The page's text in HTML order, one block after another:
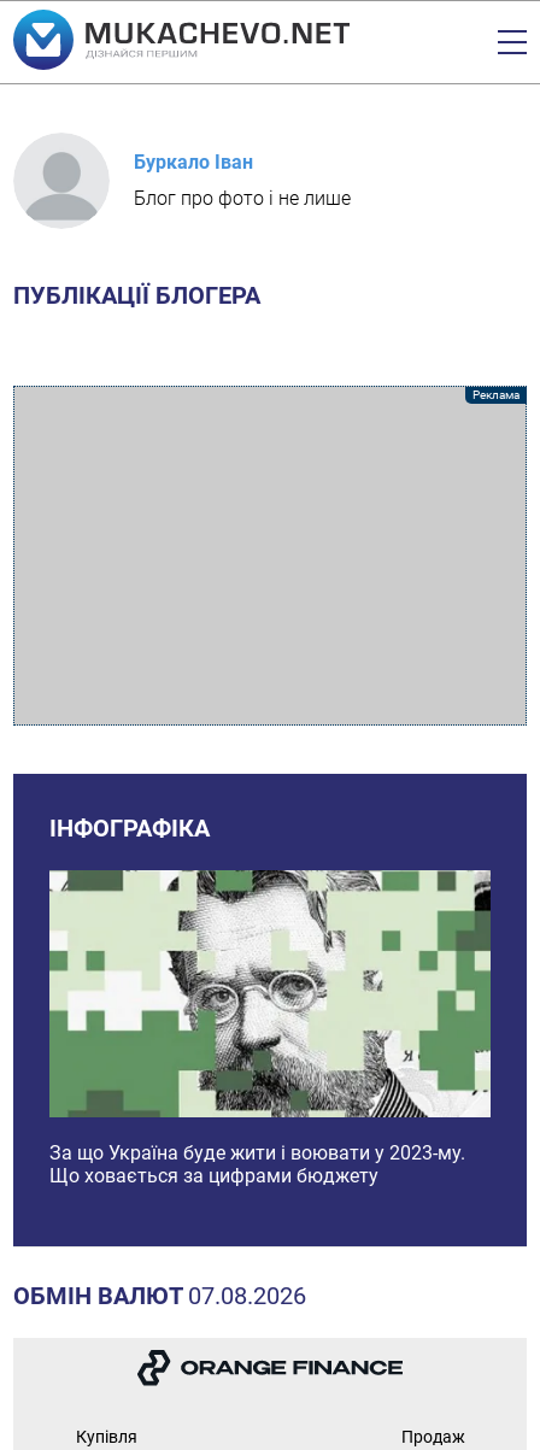
Буркало Іван
Блог про фото і не лише
ПУБЛІКАЦІЇ БЛОГЕРА
ІНФОГРАФІКА
За що Україна буде жити і воювати у 2023-му.
Що ховається за цифрами бюджету
ОБМІН ВАЛЮТ 07.08.2026
Купівля Продаж